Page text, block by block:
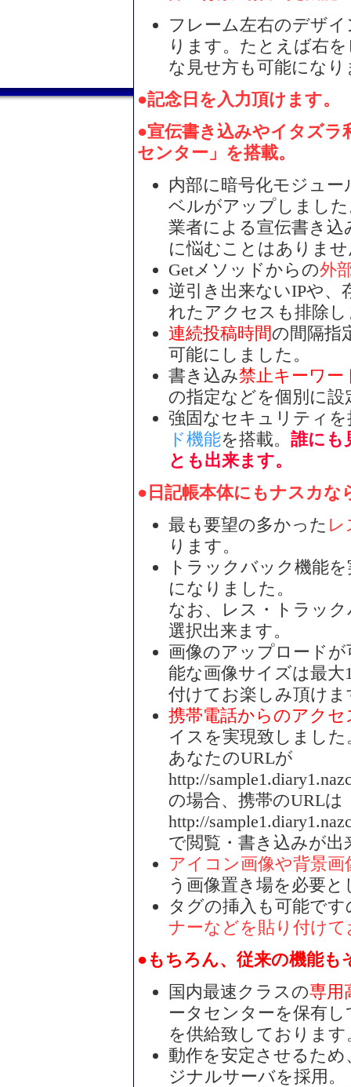
フレーム左右のデザ
ります。たとえば右
な見せ方も可能になり
●記念日を入力頂けます。
●宣伝書き込みやイタズ
センター」を搭載。
内部に暗号化モジュ
ベルがアップしまし
業者による宣伝書き
に悩むことはありま
Getメソッドからの外
逆引き出来ないIPや
れたアクセスも排除
連続投稿時間の間隔指
可能にしました。
書き込み禁止キーワー
の指定などを個別に設
強固なセキュリティを
ド機能を搭載。 誰にも
とも出来ます。
●日記帳本体にもナスカな
最も要望の多かった レ
ります。
トラックバック機能
になりました。
なお、レス・トラッ
選択出来ます。
画像のアップロード
能な画像サイズは最大
付けてお楽しみ頂けま
携帯電話からのアクセ
イスを実現致しました
あなたのURLが
http://
の場合、携帯のURLは
http://
で閲覧・書き込みが出
アイコン画像や背景
う画像置き場を必要
タグの挿入も可能です
ナーなどを貼り付け
●もちろん、従来の機能
国内最速クラスの専用
ータセンターを保有
を供給致しております
動作を安定させるた
ジナルサーバを採用。